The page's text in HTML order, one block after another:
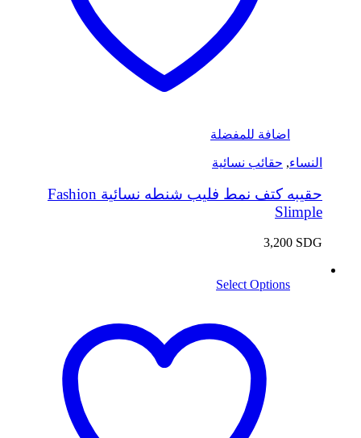
اضافة للمفضلة
النساء, حقائب نسائية
حقيبه كتف نمط فليب شنطه نسائية Fashion
Slimple
3,200 SDG
Select Options